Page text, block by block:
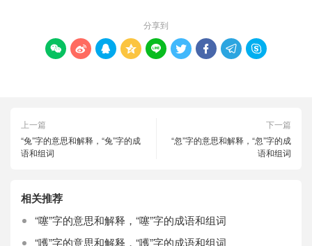
分享到
        
上一篇
“兔”字的意思和解释，“兔”字的成
语和组词
下一篇
“忽”字的意思和解释，“忽”字的成
语和组词
相关推荐
“噻”字的意思和解释，“噻”字的成语和组词
“嚄”字的意思和解释，“嚄”字的成语和组词